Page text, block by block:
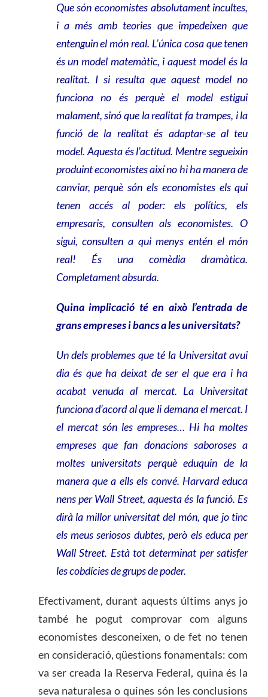
Que són economistes absolutament incultes,
i a més amb teories que impedeixen que
entenguin el món real. L’única cosa que tenen
és un model matemàtic, i aquest model és la
realitat. I si resulta que aquest model no
funciona no és perquè el model estigui
malament, sinó que la realitat fa trampes, i la
funció de la realitat és adaptar-se al teu
model. Aquesta és l’actitud. Mentre segueixin
produint economistes així no hi ha manera de
canviar, perquè són els economistes els qui
tenen accés al poder: els polítics, els
empresaris, consulten als economistes. O
sigui, consulten a qui menys entén el món
real! És una comèdia dramàtica.
Completament absurda.
Quina implicació té en això l’entrada de
grans empreses i bancs a les universitats?
Un dels problemes que té la Universitat avui
dia és que ha deixat de ser el que era i ha
acabat venuda al mercat. La Universitat
funciona d’acord al que li demana el mercat. I
el mercat són les empreses… Hi ha moltes
empreses que fan donacions saboroses a
moltes universitats perquè eduquin de la
manera que a ells els convé. Harvard educa
nens per Wall Street, aquesta és la funció. Es
dirà la millor universitat del món, que jo tinc
els meus seriosos dubtes, però els educa per
Wall Street. Està tot determinat per satisfer
les cobdícies de grups de poder.
Efectivament, durant aquests últims anys jo
també he pogut comprovar com alguns
economistes desconeixen, o de fet no tenen
en consideració, qüestions fonamentals: com
va ser creada la Reserva Federal, quina és la
seva naturalesa o quines són les conclusions